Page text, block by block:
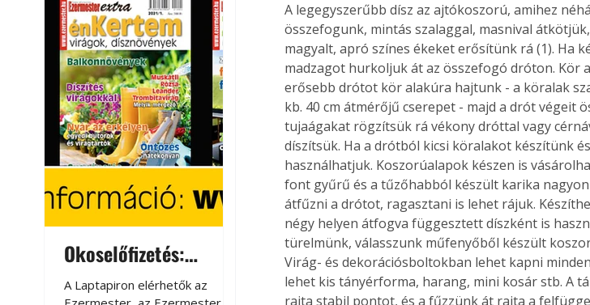
Okoselőfizetés:
Ezermester Extra
A Laptapiron elérhetők az
Okoselőfizetés
A Laptapiron elérhetők az
Együtt jobban
Bővebb információ
Együtt jobban megéri! A
A legegyszerűbb dísz az ajtókoszorú, amihez
összefogunk, mintás szalaggal, masnival
magyalt, apró színes ékeket erősítünk rá (1). Ha
madzagot hurkoljuk át az összefogó dróton. Kör
erősebb drótot kör alakúra hajtunk - a köralak
kb. 40 cm átmérőjű cserepet - majd a drót végeit
tujaágakat rögzítsük rá vékony dróttal vagy
díszítsük. Ha a drótból kicsi köralakot készítünk
használhatjuk. Koszorúalapok készen is
font gyűrű és a tűzőhabból készült karika
átfűzni a drótot, ragasztani is lehet rájuk.
négy helyen átfogva függesztett díszként is
türelmünk, válasszunk műfenyőből készült
Virág- és dekorációsboltokban lehet kapni
lehet kis tányérforma, harang, mini kosár stb. A
rajta stabil pontot, és a fűzzünk át rajta a